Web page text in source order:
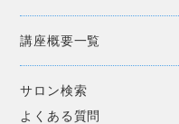
講座概要一覧
サロン検索
よくある質問